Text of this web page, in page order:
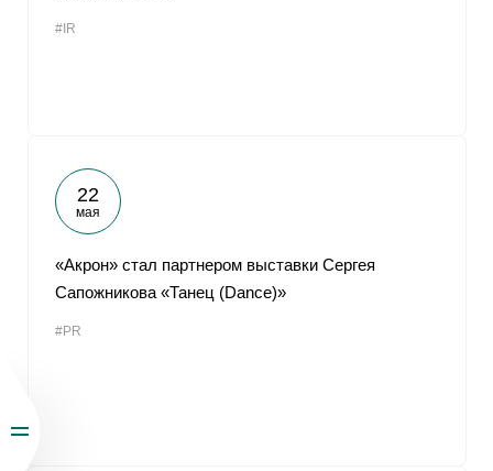
#IR
22
мая
«Акрон» стал партнером выставки Сергея
Сапожникова «Танец (Dance)»
#PR